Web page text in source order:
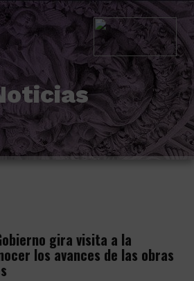
gira visita a la
los avances de las obras